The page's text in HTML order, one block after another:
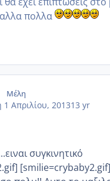
πολλα
Μέλη
1 Απριλίου, 201313 yr
συγκινητικό